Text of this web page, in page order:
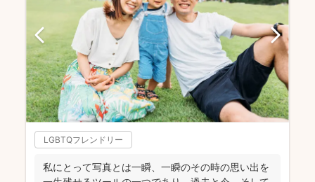
LGBTQフレンドリー
私にとって写真とは一瞬、一瞬のその時の思い出を